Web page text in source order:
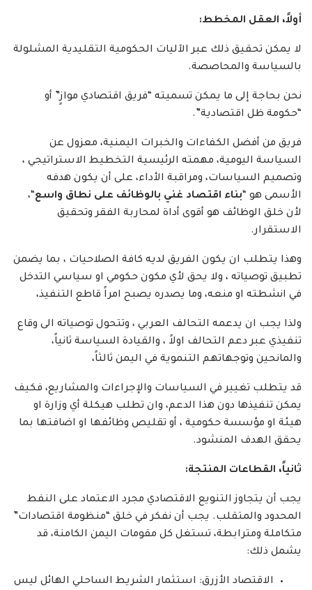
أولاً، العقل المخطط:
لا يمكن تحقيق ذلك عبر الآليات الحكومية التقليدية المشلولة
بالسياسة والمحاصصة.
نحن بحاجة إلى ما يمكن تسميته “فريق اقتصادي موازٍ” أو
“حكومة ظل اقتصادية”.
فريق من أفضل الكفاءات والخبرات اليمنية، معزول عن
السياسة اليومية، مهمته الرئيسية التخطيط الاستراتيجي ،
وتصميم السياسات، ومراقبة الأداء، على أن يكون هدفه
الأسمى هو “بناء اقتصاد غني بالوظائف على نطاق واسع“،
لأن خلق الوظائف هو أقوى أداة لمحاربة الفقر وتحقيق
الاستقرار.
وهذا يتطلب ان يكون الفريق لديه كافة الصلاحيات ، بما يضمن
تطبيق توصياته ، ولا يحق لأي مكون حكومي او سياسي التدخل
في انشطته او منعه، وما يصدره يصبح امراً قاطع التنفيذ،
ولذا يجب ان يدعمه التحالف العربي ، وتتحول توصياته الى وقاع
تنفيذي عبر دعم التحالف اولاً ، والقيادة السياسة ثانياً،
والمانحين وتوجهاتهم التنموية في اليمن ثالثاً،
قد يتطلب تغيير في السياسات والإجراءات والمشاريع، فكيف
يمكن تنفيذها دون هذا الدعم، وان تطلب هيكلة أي وزارة او
هيئة او مؤسسة حكومية ، أو تقليص وظائفها او اضافتها بما
يحقق الهدف المنشود.
ثانياً، القطاعات المنتجة:
يجب أن يتجاوز التنويع الاقتصادي مجرد الاعتماد على النفط
المحدود والمتقلب. يجب أن نفكر في خلق “منظومة اقتصادات”
متكاملة ومترابطة، تستغل كل مقومات اليمن الكامنة، قد
يشمل ذلك:
الاقتصاد الأزرق: استثمار الشريط الساحلي الهائل ليس